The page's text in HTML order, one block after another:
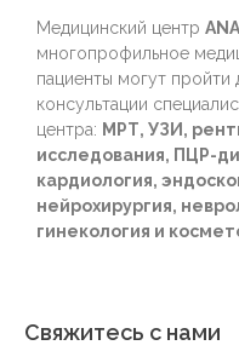
Медицинский центр
многопрофильное
пациенты могут пройти
консультации
центра: МРТ, УЗИ,
исследования, ПЦР-
кардиология,
нейрохирургия,
гинекология и
Свяжитесь с нами